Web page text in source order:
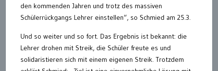
den kommenden Jahren und trotz des massiven
Schülerrückgangs Lehrer einstellen“, so Schmied am 25.3.
Und so weiter und so fort. Das Ergebnis ist bekannt: die
Lehrer drohen mit Streik, die Schüler freute es und
solidaristieren sich mit einem eigenen Streik. Trotzdem